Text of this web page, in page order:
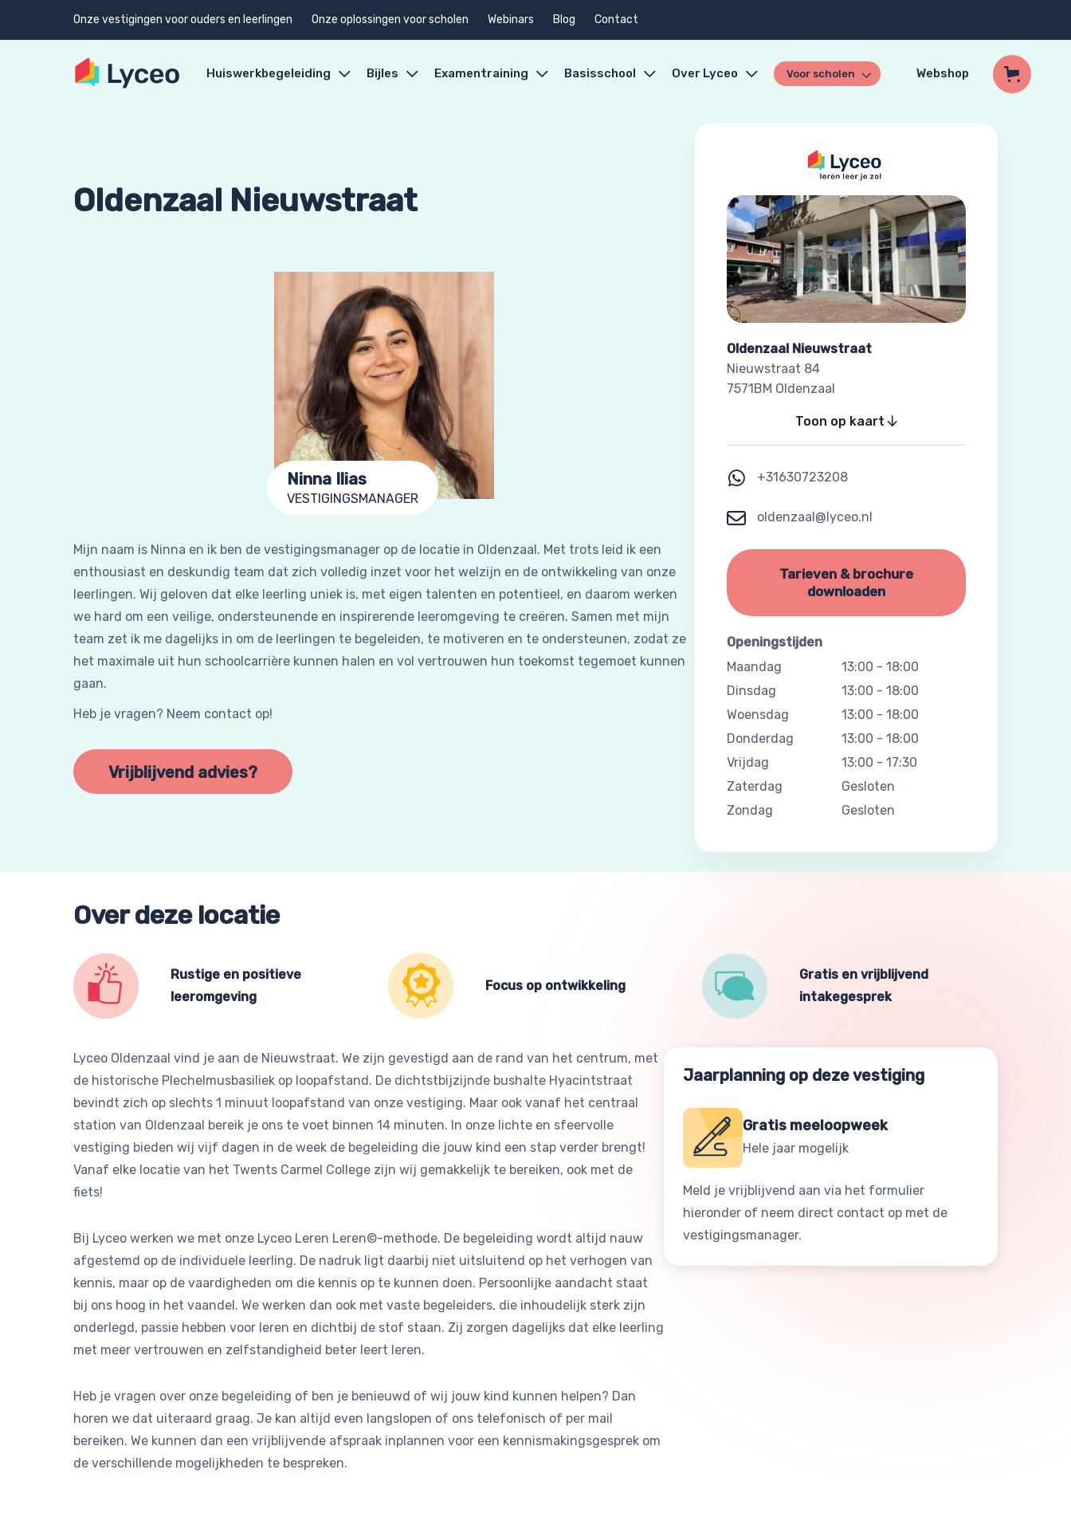
Onze vestigingen voor ouders en leerlingen Onze oplossingen voor scholen Webinars Blog Contact
Huiswerkbegeleiding Bijles Examentraining Basisschool Over Lyceo Voor scholen Webshop
Oldenzaal Nieuwstraat
Ninna Ilias
VESTIGINGSMANAGER
Mijn naam is Ninna en ik ben de vestigingsmanager op de locatie in Oldenzaal. Met trots leid ik een
enthousiast en deskundig team dat zich volledig inzet voor het welzijn en de ontwikkeling van onze
leerlingen. Wij geloven dat elke leerling uniek is, met eigen talenten en potentieel, en daarom werken
we hard om een veilige, ondersteunende en inspirerende leeromgeving te creëren. Samen met mijn
team zet ik me dagelijks in om de leerlingen te begeleiden, te motiveren en te ondersteunen, zodat ze
het maximale uit hun schoolcarrière kunnen halen en vol vertrouwen hun toekomst tegemoet kunnen
gaan.
Heb je vragen? Neem contact op!
Vrijblijvend advies?
Oldenzaal Nieuwstraat
Nieuwstraat 84
7571BM Oldenzaal
Toon op kaart
+31630723208
oldenzaal@lyceo.nl
Tarieven & brochure
downloaden
Openingstijden
Maandag
13:00 - 18:00
Dinsdag
13:00 - 18:00
Woensdag
13:00 - 18:00
Donderdag
13:00 - 18:00
Vrijdag
13:00 - 17:30
Zaterdag
Gesloten
Zondag
Gesloten
Over deze locatie
Rustige en positieve
leeromgeving
Focus op ontwikkeling
Gratis en vrijblijvend
intakegesprek
Lyceo Oldenzaal vind je aan de Nieuwstraat. We zijn gevestigd aan de rand van het centrum, met
de historische Plechelmusbasiliek op loopafstand. De dichtstbijzijnde bushalte Hyacintstraat
bevindt zich op slechts 1 minuut loopafstand van onze vestiging. Maar ook vanaf het centraal
station van Oldenzaal bereik je ons te voet binnen 14 minuten. In onze lichte en sfeervolle
vestiging bieden wij vijf dagen in de week de begeleiding die jouw kind een stap verder brengt!
Vanaf elke locatie van het Twents Carmel College zijn wij gemakkelijk te bereiken, ook met de
fiets!
Bij Lyceo werken we met onze Lyceo Leren Leren©-methode. De begeleiding wordt altijd nauw
afgestemd op de individuele leerling. De nadruk ligt daarbij niet uitsluitend op het verhogen van
kennis, maar op de vaardigheden om die kennis op te kunnen doen. Persoonlijke aandacht staat
bij ons hoog in het vaandel. We werken dan ook met vaste begeleiders, die inhoudelijk sterk zijn
onderlegd, passie hebben voor leren en dichtbij de stof staan. Zij zorgen dagelijks dat elke leerling
met meer vertrouwen en zelfstandigheid beter leert leren.
Heb je vragen over onze begeleiding of ben je benieuwd of wij jouw kind kunnen helpen? Dan
horen we dat uiteraard graag. Je kan altijd even langslopen of ons telefonisch of per mail
bereiken. We kunnen dan een vrijblijvende afspraak inplannen voor een kennismakingsgesprek om
de verschillende mogelijkheden te bespreken.
Jaarplanning op deze vestiging
Gratis meeloopweek
Hele jaar mogelijk
Meld je vrijblijvend aan via het formulier
hieronder of neem direct contact op met de
vestigingsmanager.